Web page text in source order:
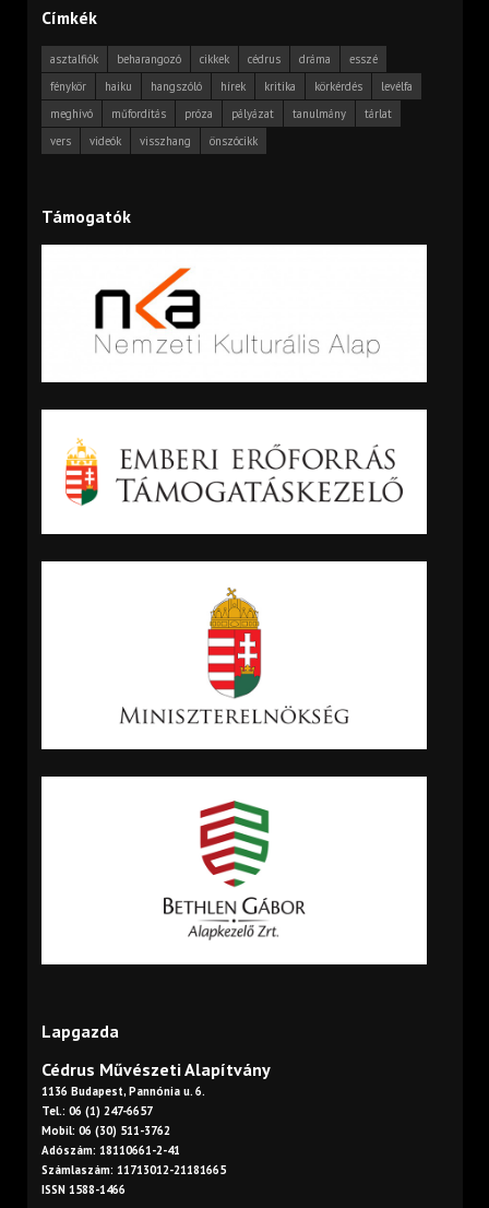
Címkék
asztalfiók beharangozó cikkek cédrus dráma
esszé
fénykör
haiku hangszóló hírek kritika körkérdés
levélfa
meghívó
műfordítás próza pályázat tanulmány
tárlat
vers
videók visszhang önszócikk
Támogatók
Lapgazda
Cédrus Művészeti Alapítvány
1136 Budapest, Pannónia u. 6.
Tel.: 06 (1) 247-6657
Mobil: 06 (30) 511-3762
Adószám: 18110661-2-41
Számlaszám: 11713012-21181665
ISSN 1588-1466